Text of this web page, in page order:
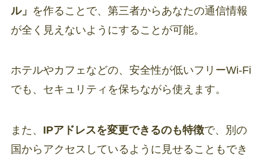
ル」 を作ることで、第三者からあなたの通信情報
が全く見えないようにすることが可能。
ホテルやカフェなどの、安全性が低いフリーWi-Fi
でも、セキュリティを保ちながら使えます。
また、 IPアドレスを変更できるのも特徴で、別の
国からアクセスしているように見せることもでき